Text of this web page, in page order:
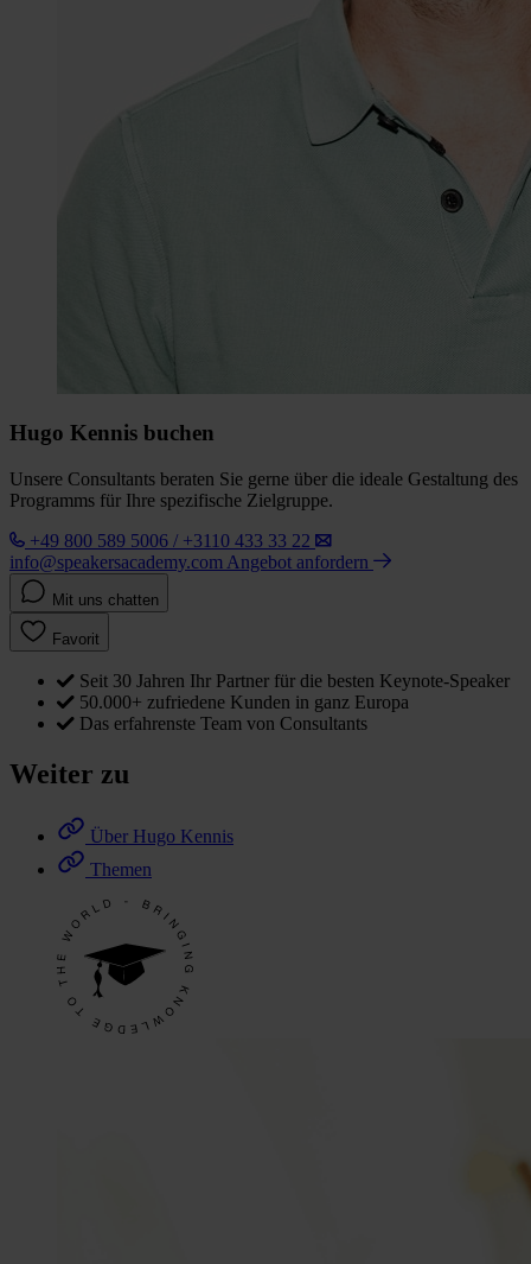
Hugo Kennis buchen
Unsere Consultants beraten Sie gerne über die ideale Gestaltung des
Programms für Ihre spezifische Zielgruppe.
+49 800 589 5006 / +3110 433 33 22
info@speakersacademy.com Angebot anfordern
Mit uns chatten
Favorit
Seit 30 Jahren Ihr Partner für die besten Keynote-Speaker
50.000+ zufriedene Kunden in ganz Europa
Das erfahrenste Team von Consultants
Weiter zu
Über Hugo Kennis
Themen